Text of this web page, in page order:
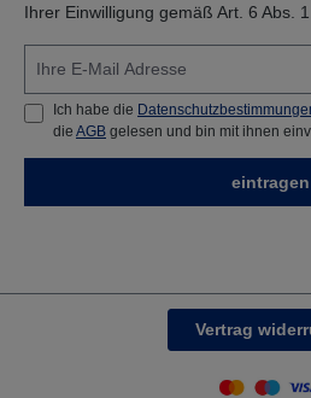
Ihrer Einwilligung gemäß Art. 6 Abs.
Ich habe die
die AGB gelesen und bin mit ihnen
eintragen
Vertrag